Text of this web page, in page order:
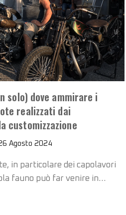
solo) dove ammirare i
realizzati dai
customizzazione
Agosto 2024
in particolare dei capolavori
fauno può far venire in…